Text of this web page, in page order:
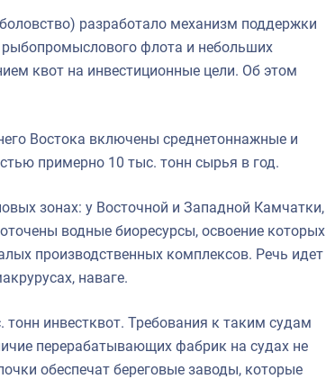
разработало механизм поддержки
флота и небольших
квот на инвестиционные цели. Об этом
Востока включены среднетоннажные и
примерно 10 тыс. тонн сырья в год.
зонах: у Восточной и Западной Камчатки,
водные биоресурсы, освоение которых
производственных комплексов. Речь идет
наваге.
инвестквот. Требования к таким судам
перерабатывающих фабрик на судах не
обеспечат береговые заводы, которые